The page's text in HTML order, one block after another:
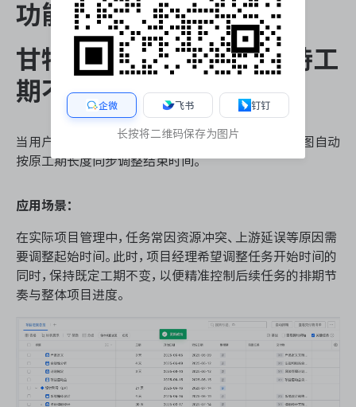
功能 5
甘特图修改开始日期，保持工
期不变
当用户调整任务的开始时间后，ONES Project 甘特图自动
按原工期长度同步调整结束时间。
应用场景：
在实际项目管理中，任务常因资源冲突、上游延误等原因需
要调整起始时间。此时，项目经理希望调整任务开始时间的
同时，保持既定工期不变，以便精准控制后续任务的排期节
奏与整体项目进度。
企微 飞书 钉钉
长按将二维码保存为图片